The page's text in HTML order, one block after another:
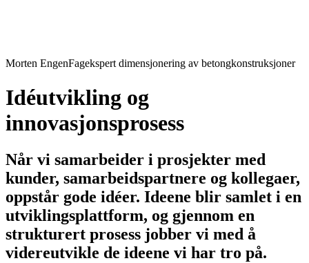
Morten EngenFagekspert dimensjonering av betongkonstruksjoner
Idéutvikling og
innovasjonsprosess
Når vi samarbeider i prosjekter med
kunder, samarbeidspartnere og kollegaer,
oppstår gode idéer. Ideene blir samlet i en
utviklingsplattform, og gjennom en
strukturert prosess jobber vi med å
videreutvikle de ideene vi har tro på.